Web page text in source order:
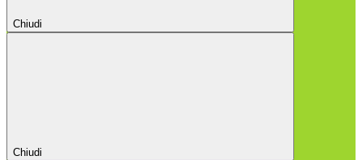
Chiudi
Chiudi